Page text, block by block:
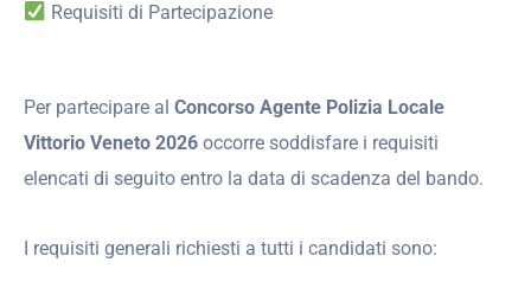
Requisiti di Partecipazione
Per partecipare al Concorso Agente Polizia Locale
Vittorio Veneto 2026 occorre soddisfare i requisiti
elencati di seguito entro la data di scadenza del bando.
I requisiti generali richiesti a tutti i candidati sono: